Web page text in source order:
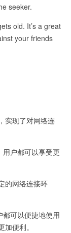
seeker.
old. It’s a great
your friends
现了对网络连
户都可以享受更
的网络连接环
可以便捷地使用
便利。